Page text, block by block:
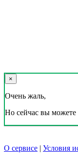
×
Очень жаль,
Но сейчас вы можете
О сервисе | Условия